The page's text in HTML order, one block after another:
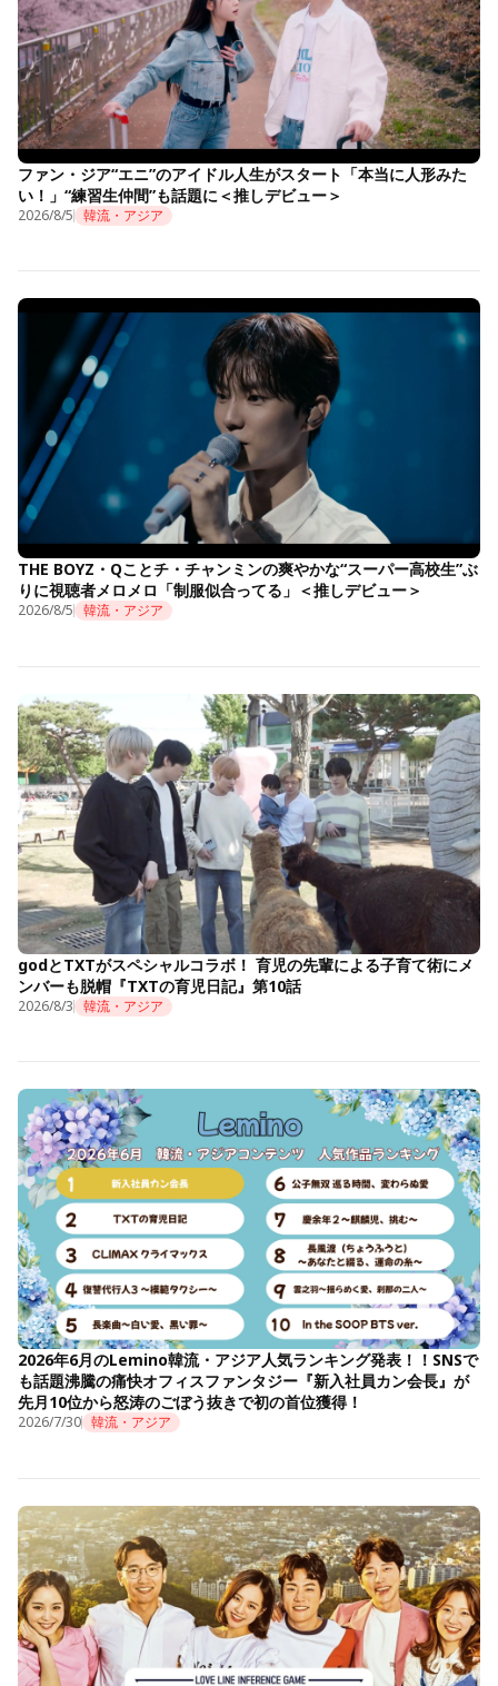
ファン・ジア“エニ”のアイドル人生がスタート「本当に人形みた
い！」“練習生仲間”も話題に＜推しデビュー＞
2026/8/5 韓流・アジア
THE BOYZ・Qことチ・チャンミンの爽やかな“スーパー高校生”ぶ
りに視聴者メロメロ「制服似合ってる」＜推しデビュー＞
2026/8/5 韓流・アジア
godとTXTがスペシャルコラボ！ 育児の先輩による子育て術にメ
ンバーも脱帽『TXTの育児日記』第10話
2026/8/3 韓流・アジア
2026年6月のLemino韓流・アジア人気ランキング発表！！SNSで
も話題沸騰の痛快オフィスファンタジー『新入社員カン会長』が
先月10位から怒涛のごぼう抜きで初の首位獲得！
2026/7/30 韓流・アジア